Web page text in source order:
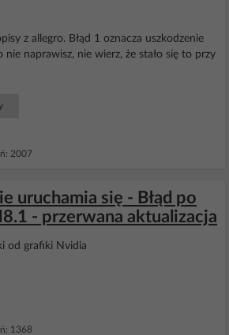
z allegro. Błąd 1 oznacza uszkodzenie
nie naprawisz, nie wierz, że stało się to przy
2007
uruchamia się - Błąd po
- przerwana aktualizacja
od grafiki Nvidia
1368